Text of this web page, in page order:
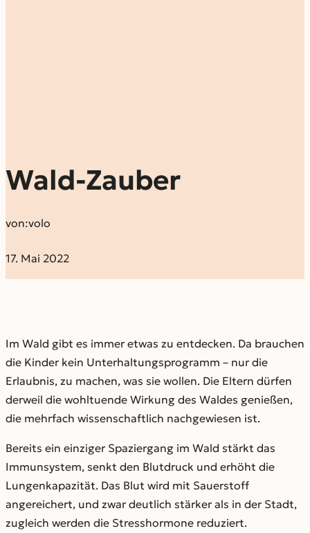
Wald-Zauber
von:volo
17. Mai 2022
Im Wald gibt es immer etwas zu entdecken. Da brauchen
die Kinder kein Unterhaltungsprogramm – nur die
Erlaubnis, zu machen, was sie wollen. Die Eltern dürfen
derweil die wohltuende Wirkung des Waldes genießen,
die mehrfach wissenschaftlich nachgewiesen ist.
Bereits ein einziger Spaziergang im Wald stärkt das
Immunsystem, senkt den Blutdruck und erhöht die
Lungenkapazität. Das Blut wird mit Sauerstoff
angereichert, und zwar deutlich stärker als in der Stadt,
zugleich werden die Stresshormone reduziert.